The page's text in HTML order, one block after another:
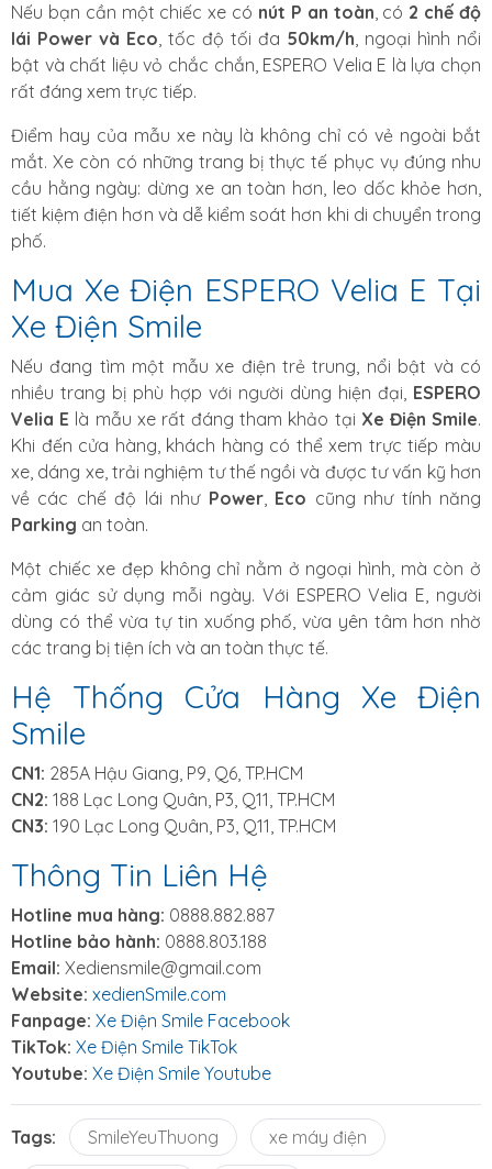
Nếu bạn cần một chiếc xe có nút P an toàn, có 2 chế độ
lái Power và Eco, tốc độ tối đa 50km/h, ngoại hình nổi
bật và chất liệu vỏ chắc chắn, ESPERO Velia E là lựa chọn
rất đáng xem trực tiếp.
Điểm hay của mẫu xe này là không chỉ có vẻ ngoài bắt
mắt. Xe còn có những trang bị thực tế phục vụ đúng nhu
cầu hằng ngày: dừng xe an toàn hơn, leo dốc khỏe hơn,
tiết kiệm điện hơn và dễ kiểm soát hơn khi di chuyển trong
phố.
Mua Xe Điện ESPERO Velia E Tại
Xe Điện Smile
Nếu đang tìm một mẫu xe điện trẻ trung, nổi bật và có
nhiều trang bị phù hợp với người dùng hiện đại, ESPERO
Velia E là mẫu xe rất đáng tham khảo tại Xe Điện Smile.
Khi đến cửa hàng, khách hàng có thể xem trực tiếp màu
xe, dáng xe, trải nghiệm tư thế ngồi và được tư vấn kỹ hơn
về các chế độ lái như Power, Eco cũng như tính năng
Parking an toàn.
Một chiếc xe đẹp không chỉ nằm ở ngoại hình, mà còn ở
cảm giác sử dụng mỗi ngày. Với ESPERO Velia E, người
dùng có thể vừa tự tin xuống phố, vừa yên tâm hơn nhờ
các trang bị tiện ích và an toàn thực tế.
Hệ Thống Cửa Hàng Xe Điện
Smile
CN1: 285A Hậu Giang, P9, Q6, TP.HCM
CN2: 188 Lạc Long Quân, P3, Q11, TP.HCM
CN3: 190 Lạc Long Quân, P3, Q11, TP.HCM
Thông Tin Liên Hệ
Hotline mua hàng: 0888.882.887
Hotline bảo hành: 0888.803.188
Email: Xediensmile@gmail.com
Website: xedienSmile.com
Fanpage: Xe Điện Smile Facebook
TikTok: Xe Điện Smile TikTok
Youtube: Xe Điện Smile Youtube
Tags: SmileYeuThuong xe máy điện